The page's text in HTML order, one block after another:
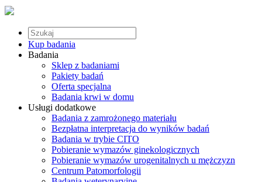
Kup badania
Badania
Sklep z badaniami
Pakiety badań
Oferta specjalna
Badania krwi w domu
Usługi dodatkowe
Badania z zamrożonego materiału
Bezpłatna interpretacja do wyników badań
Badania w trybie CITO
Pobieranie wymazów ginekologicznych
Pobieranie wymazów urogenitalnych u mężczyzn
Centrum Patomorfologii